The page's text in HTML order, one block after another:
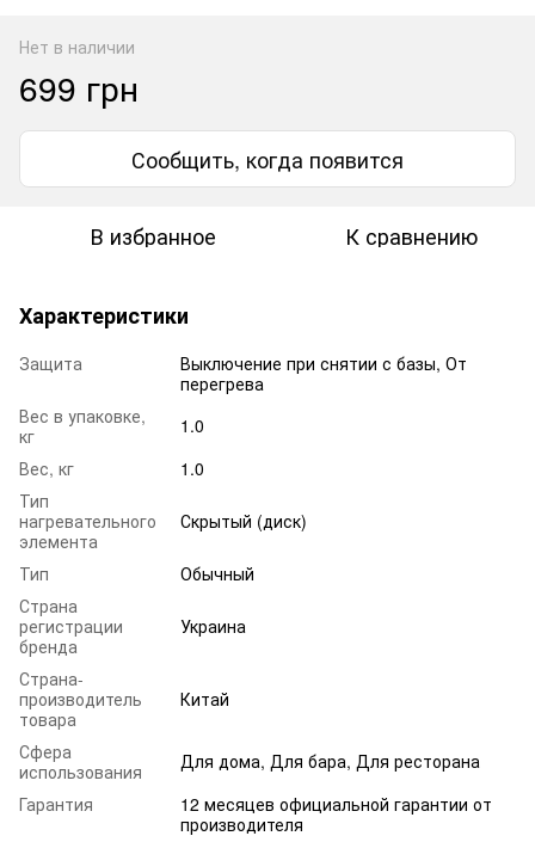
Нет в наличии
699 грн
Сообщить, когда появится
В избранное К сравнению
Характеристики
Защита
Выключение при снятии с базы, От
перегрева
Вес в упаковке,
кг
1.0
Вес, кг
1.0
Тип
нагревательного
элемента
Скрытый (диск)
Тип
Обычный
Страна
регистрации
бренда
Украина
Страна-
производитель
товара
Китай
Сфера
использования
Для дома, Для бара, Для ресторана
Гарантия
12 месяцев официальной гарантии от
производителя